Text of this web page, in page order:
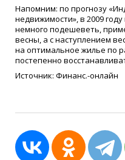
Напомним: по прогнозу «
недвижимости», в 2009
немного подешеветь,
весны, а с наступлением
на оптимальное жилье по
постепенно
Источник: Финанс.-онлайн